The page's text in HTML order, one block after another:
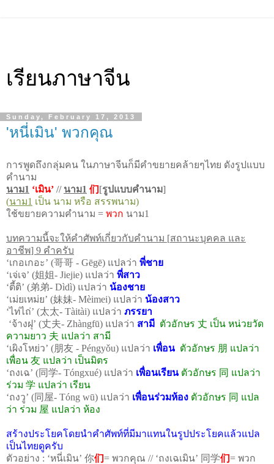
เรียนภาษาจีน
Sunday, February 17, 2013
'หนี่เมิน' พวกคุณ
การพูดถึงกลุ่มคน ในภาษาจีนก็มีคำขยายคล้ายๆไทย ดังรูปแบบ
คำนาม
นาม1 ‘เมิน’ // นาม1 们[รูปแบบคำนาม]
(นาม1 เป็น นาม หรือ สรรพนาม)
ใช้ขยายความคำนาม = พวก นาม1
บทความนี้จะให้คำศัพท์เกี่ยวกับคำนาม [สถานะบุคคล และ
อาชีพ] 9 คำครับ
‘เกอเกอะ’ (哥哥 - Gēgē) แปลว่า พี่ชาย
‘เจ่เจ’ (姐姐- Jiejie) แปลว่า พี่สาว
‘ตี้ติ’ (弟弟- Dìdì) แปลว่า น้องชาย
‘เม่ยเหม่ย’ (妹妹- Mèimei) แปลว่า น้องสาว
‘ไท่ไถ่’ (太太- Tàitài) แปลว่า ภรรยา
‘จ้างฝุ’ (丈夫- Zhàngfū) แปลว่า สามี ตัวอักษร 丈 เป็น หน่วยวัด
ความยาว 夫 แปลว่า สามี
‘เผิงโหย่ว’ (朋友 - Péngyǒu) แปลว่า เพื่อน ตัวอักษร 朋 แปลว่า
เพื่อน 友 แปลว่า เป็นมิตร
‘ถงเฉ’ (同学- Tóngxué) แปลว่า เพื่อนเรียน ตัวอักษร 同 แปลว่า
ร่วม 学 แปลว่า เรียน
‘ถงวู’ (同屋- Tóng wū) แปลว่า เพื่อนร่วมห้อง ตัวอักษร 同 แปล
ว่า ร่วม 屋 แปลว่า ห้อง
สร้างประโยคโดยนำคำศัพท์ที่มีมาแทนในรูปประโยคแล้วแปล
เป็นไทยดูครับ
ตัวอย่าง : ‘หนี่เมิน’ 你们= พวกคุณ // ‘ถงเฉเมิน’ 同学们= พวก